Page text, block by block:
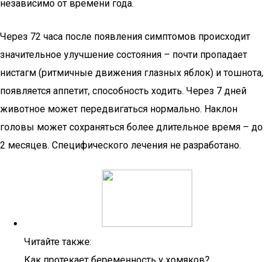
независимо от времени года.
Через 72 часа после появления симптомов происходит
значительное улучшение состояния – почти пропадает
нистагм (ритмичные движения глазных яблок) и тошнота,
появляется аппетит, способность ходить. Через 7 дней
животное может передвигаться нормально. Наклон
головы может сохраняться более длительное время – до
2 месяцев. Специфического лечения не разработано.
Читайте также: